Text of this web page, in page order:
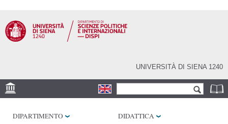
contenuto
principale
UNIVERSITÀ DI SIENA 1240
Form di ricerca
DIPARTIMENTO
DIDATTICA